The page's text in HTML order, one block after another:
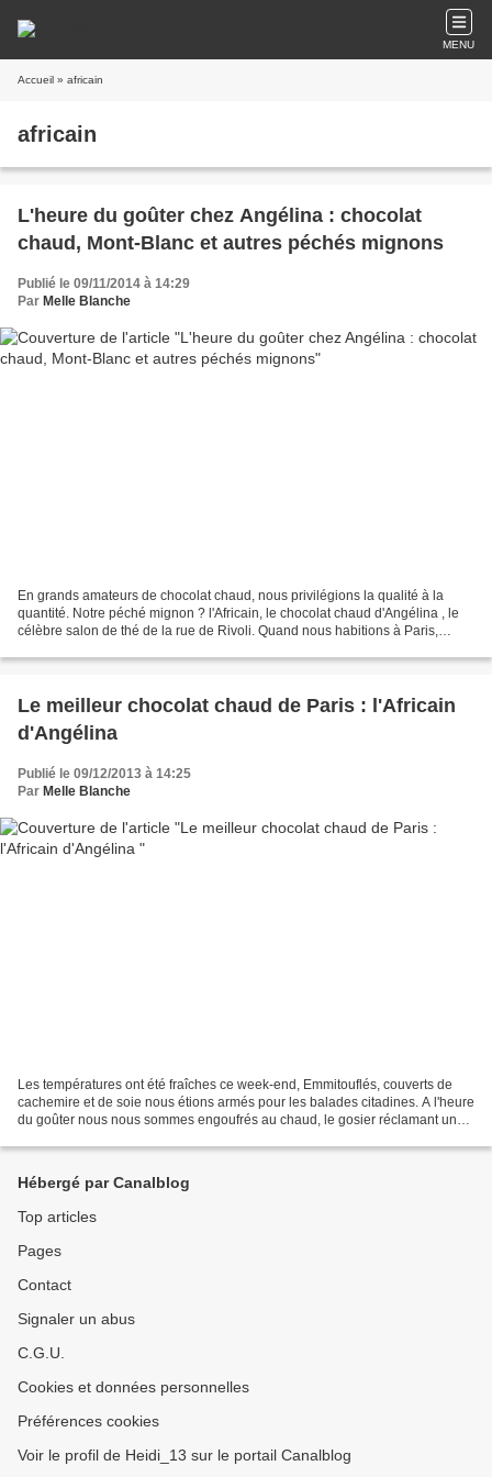
MENU
Accueil » africain
africain
L'heure du goûter chez Angélina : chocolat
chaud, Mont-Blanc et autres péchés mignons
Publié le 09/11/2014 à 14:29
Par Melle Blanche
En grands amateurs de chocolat chaud, nous privilégions la qualité à la
quantité. Notre péché mignon ? l'Africain, le chocolat chaud d'Angélina , le
célèbre salon de thé de la rue de Rivoli. Quand nous habitions à Paris,
Le meilleur chocolat chaud de Paris : l'Africain
d'Angélina
Publié le 09/12/2013 à 14:25
Par Melle Blanche
Les températures ont été fraîches ce week-end, Emmitouflés, couverts de
cachemire et de soie nous étions armés pour les balades citadines. A l'heure
du goûter nous nous sommes engoufrés au chaud, le gosier réclamant un
Hébergé par Canalblog
Top articles
Pages
Contact
Signaler un abus
C.G.U.
Cookies et données personnelles
Préférences cookies
Voir le profil de Heidi_13 sur le portail Canalblog